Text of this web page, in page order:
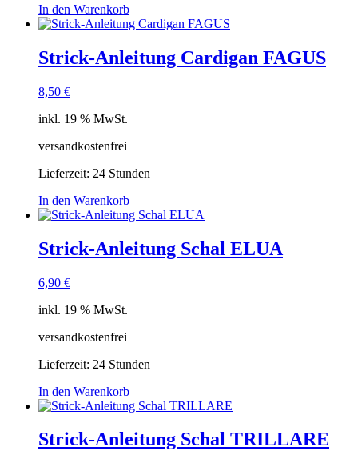
In den Warenkorb
Strick-Anleitung Cardigan FAGUS
8,50 €
inkl. 19 % MwSt.
versandkostenfrei
Lieferzeit: 24 Stunden
In den Warenkorb
Strick-Anleitung Schal ELUA
6,90 €
inkl. 19 % MwSt.
versandkostenfrei
Lieferzeit: 24 Stunden
In den Warenkorb
Strick-Anleitung Schal TRILLARE